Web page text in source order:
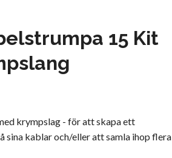
15 Kit
krympslag - för att skapa ett
sina kablar och/eller att samla ihop flera